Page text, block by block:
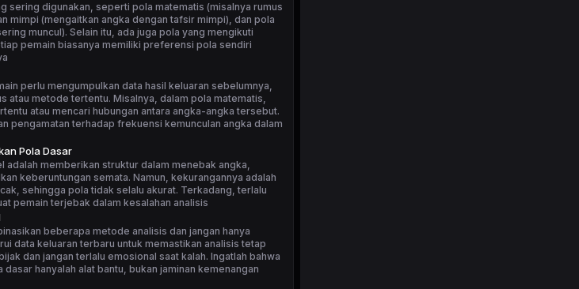
sering digunakan, seperti pola matematis (misalnya rumus
mimpi (mengaitkan angka dengan tafsir mimpi), dan pola
muncul). Selain itu, ada juga pola yang mengikuti
pemain biasanya memiliki preferensi pola sendiri
perlu mengumpulkan data hasil keluaran sebelumnya,
atau metode tertentu. Misalnya, dalam pola matematis,
atau mencari hubungan antara angka-angka tersebut.
pengamatan terhadap frekuensi kemunculan angka dalam
Pola Dasar
adalah memberikan struktur dalam menebak angka,
keberuntungan semata. Namun, kekurangannya adalah
sehingga pola tidak selalu akurat. Terkadang, terlalu
pemain terjebak dalam kesalahan analisis
beberapa metode analisis dan jangan hanya
data keluaran terbaru untuk memastikan analisis tetap
dan jangan terlalu emosional saat kalah. Ingatlah bahwa
hanyalah alat bantu, bukan jaminan kemenangan